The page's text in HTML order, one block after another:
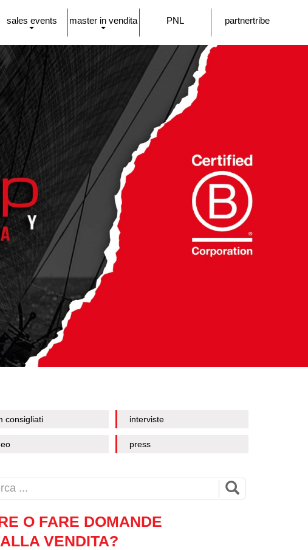
sales events master in vendita PNL partnertribe
consigliati interviste
press
O FARE DOMANDE
VENDITA?